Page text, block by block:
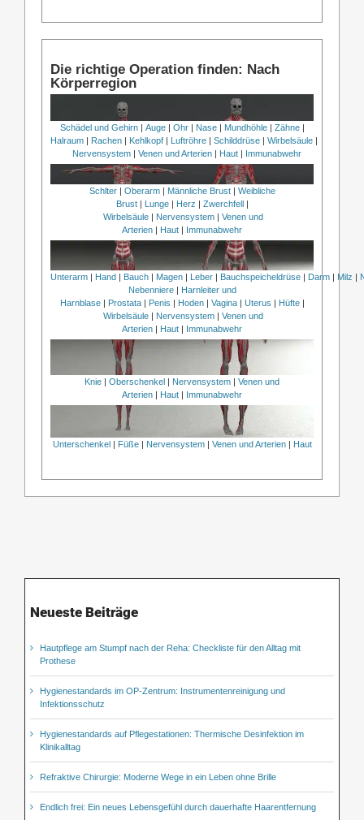
Die richtige Operation finden: Nach
Körperregion
Schädel und Gehirn| Auge| Ohr| Nase| Mundhöhle| Zähne|
Halraum | Rachen | Kehlkopf | Luftröhre | Schilddrüse | Wirbelsäule |
Nervensystem | Venen und Arterien | Haut | Immunabwehr
Schlter| Oberarm| Männliche Brust| Weibliche
Brust| Lunge| Herz Zwerchfell
Wirbelsäule
Nervensystem
Venen und
Arterien
Haut Immunabwehr
Unterarm | Hand | Bauch | Magen | Leber | Bauchspeicheldrüse | Darm | Milz |
Nebenniere| Harnleiter und
Harnblase| Prostata| Penis | Hoden| Vagina| Uterus | Hüfte|
Wirbelsäule | Nervensystem | Venen und
Arterien | Haut | Immunabwehr
Knie Oberschenkel Nervensystem
Venen und
Arterien
Haut Immunabwehr
Unterschenkel Füße| Nervensystem| Venen und Arterien| Haut
Neueste Beiträge
Hautpflege am Stumpf nach der Reha: Checkliste für den Alltag mit
Prothese
Hygienestandards im OP-Zentrum: Instrumentenreinigung und
Infektionsschutz
Hygienestandards auf Pflegestationen: Thermische Desinfektion im
Klinikalltag
Refraktive Chirurgie: Moderne Wege in ein Leben ohne Brille
Endlich frei: Ein neues Lebensgefühl durch dauerhafte Haarentfernung